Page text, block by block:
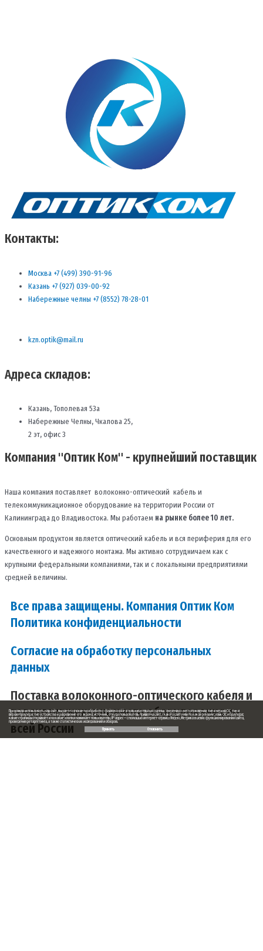
Контакты:
Москва +7 (499) 390-91-96
Казань +7 (927) 039-00-92
Набережные челны +7 (8552) 78-28-01
kzn.optik@mail.ru
Адреса складов:
Казань, Тополевая 53а
Набережные Челны, Чкалова 25,
2 эт, офис 3
Компания "Оптик Ком" - крупнейший поставщик
Наша компания поставляет волоконно-оптический кабель и
телекоммуникационное оборудование на территории России от
Калининграда до Владивостока. Мы работаем на рынке более 10 лет.
Основным продуктом является оптический кабель и вся периферия для его
качественного и надежного монтажа. Мы активно сотрудничаем как с
крупными федеральными компаниями, так и с локальными предприятиями
средней величины.
Все права защищены. Компания Оптик Ком
Политика конфиденциальности
Согласие на обработку персональных
данных
Поставка волоконного-оптического кабеля и
телекоммуникационного оборудования по
всей России
Продолжая использовать наш сайт, вы даете согласие на обработку файлов cookie и пользовательских данных: сведения о местоположении; тип и версия ОС; тип и
версия браузера; тип устройства и разрешение его экрана; источник, откуда пользователь пришел на сайт; с какого сайта или по какой рекламе; язык ОС и браузера;
какие страницы открывает и на какие кнопки нажимает пользователь; IP-адрес — с помощью интернет-сервиса Яндекс.Метрика в целях функционирования сайта,
проведения ретаргетинга, а также статистических исследований и обзоров.
Принять
Отклонить